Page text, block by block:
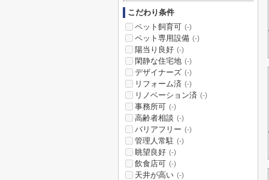
こだわり条件
ペット飼育可 (-)
ペット専用設備 (-)
陽当り良好 (-)
閑静な住宅地 (-)
デザイナーズ (-)
リフォーム済 (-)
リノベーション済 (-)
事務所可 (-)
高齢者相談 (-)
バリアフリー (-)
管理人常駐 (-)
眺望良好 (-)
飲食店可 (-)
天井が高い (-)